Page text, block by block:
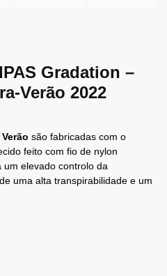
Gradation –
Verão 2022
são fabricadas com o
feito com fio de nylon
um elevado controlo da
uma alta transpirabilidade e um